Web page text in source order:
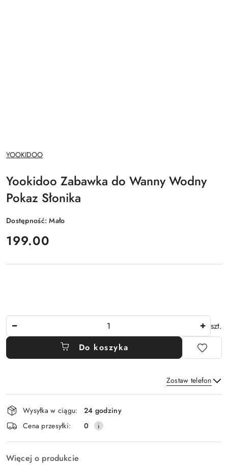
NAZWA
PRODUCENTA:
YOOKIDOO
Yookidoo Zabawka do Wanny Wodny
Pokaz Słonika
Dostępność:Mało
cena:
199.00
szt.
Do koszyka
Zostaw telefon
Wyślij
Dostępność
i
dostawa
Wysyłka w ciągu:
24 godziny
Cena przesyłki:
0
Więcej o produkcie